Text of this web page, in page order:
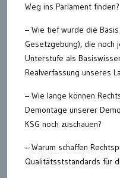
Weg ins Parlament finden?
– Wie tief wurde die
Gesetzgebung), die noch
Unterstufe als
Realverfassung unseres
– Wie lange können
Demontage unserer
KSG noch zuschauen?
– Warum schaffen
Qualitätsststandards für